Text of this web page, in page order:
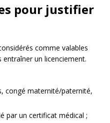
pour justifier
comme valables
un licenciement.
congé maternité/paternité,
par un certificat médical ;